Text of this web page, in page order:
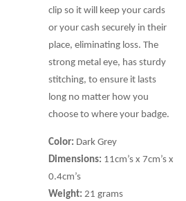
clip so it will keep your cards
or your cash securely in their
place, eliminating loss. The
strong metal eye, has sturdy
stitching, to ensure it lasts
long no matter how you
choose to where your badge.
Color: Dark Grey
Dimensions: 11cm’s x 7cm’s x
0.4cm’s
Weight: 21 grams